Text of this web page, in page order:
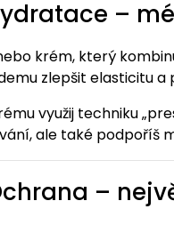
–
krém, který
zlepšit elasticitu
využij techniku
ale také podpoříš
–